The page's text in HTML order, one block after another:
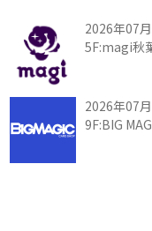
2026年07月
5F:magi秋
2026年07月
9F:BIG